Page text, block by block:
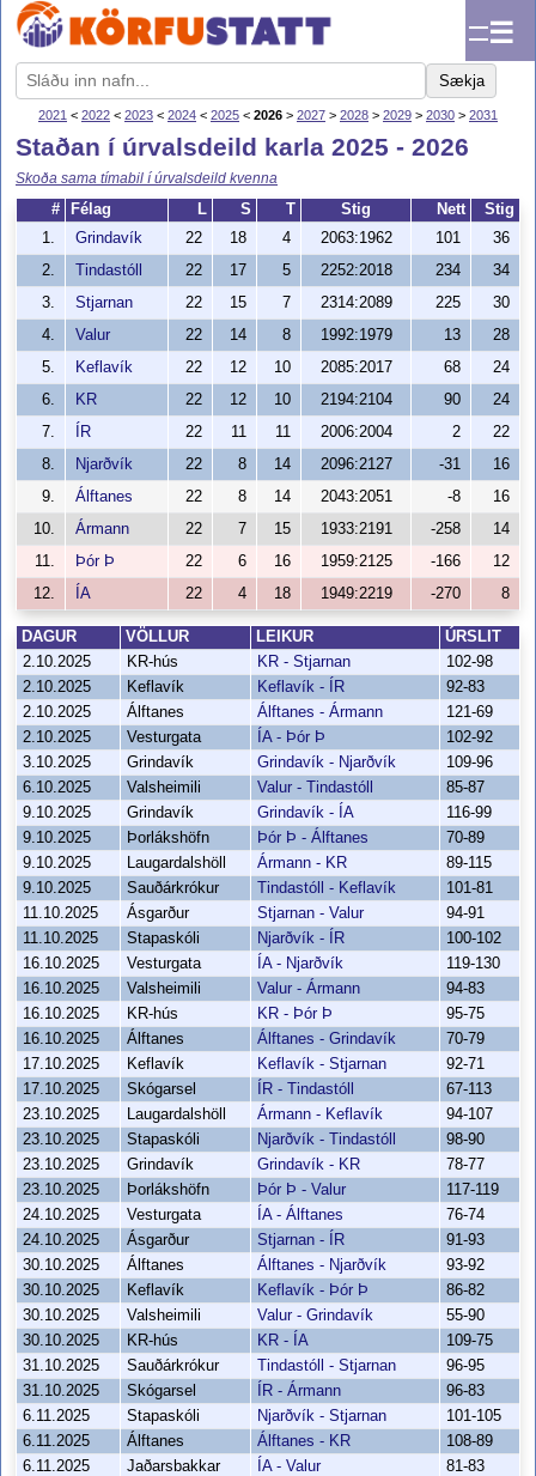
☰
Sækja
2021 < 2022 < 2023 < 2024 < 2025 < 2026 > 2027 > 2028 > 2029 > 2030 > 2031
Staðan í úrvalsdeild karla 2025 - 2026
Skoða sama tímabil í úrvalsdeild kvenna
#
Félag L S T Stig Nett
Stig
1.
Grindavík 22 18 4 2063:1962 101
36
2.
Tindastóll 22 17 5 2252:2018 234
34
3.
Stjarnan 22 15 7 2314:2089 225
30
4.
Valur 22 14 8 1992:1979 13
28
5.
Keflavík 22 12 10 2085:2017 68
24
6.
KR 22 12 10 2194:2104 90
24
7.
ÍR 22 11 11 2006:2004 2
22
8.
Njarðvík 22 8 14 2096:2127 -31
16
9.
Álftanes 22 8 14 2043:2051 -8
16
10.
Ármann 22 7 15 1933:2191 -258
14
11.
Þór Þ 22 6 16 1959:2125 -166
12
12.
ÍA 22 4 18 1949:2219 -270 8
DAGUR VÖLLUR LEIKUR
ÚRSLIT
2.10.2025
KR-hús KR - Stjarnan
102-98
2.10.2025
Keflavík Keflavík - ÍR
92-83
2.10.2025
Álftanes Álftanes - Ármann
121-69
2.10.2025
Vesturgata ÍA - Þór Þ
102-92
3.10.2025
Grindavík Grindavík - Njarðvík
109-96
6.10.2025
Valsheimili Valur - Tindastóll
85-87
9.10.2025
Grindavík Grindavík - ÍA
116-99
9.10.2025
Þorlákshöfn Þór Þ - Álftanes
70-89
9.10.2025
Laugardalshöll Ármann - KR
89-115
9.10.2025
Sauðárkrókur Tindastóll - Keflavík
101-81
11.10.2025
Ásgarður Stjarnan - Valur
94-91
11.10.2025
Stapaskóli Njarðvík - ÍR
100-102
16.10.2025
Vesturgata ÍA - Njarðvík
119-130
16.10.2025
Valsheimili Valur - Ármann
94-83
16.10.2025
KR-hús KR - Þór Þ
95-75
16.10.2025
Álftanes Álftanes - Grindavík
70-79
17.10.2025
Keflavík Keflavík - Stjarnan
92-71
17.10.2025
Skógarsel ÍR - Tindastóll
67-113
23.10.2025
Laugardalshöll Ármann - Keflavík
94-107
23.10.2025
Stapaskóli Njarðvík - Tindastóll
98-90
23.10.2025
Grindavík Grindavík - KR
78-77
23.10.2025
Þorlákshöfn Þór Þ - Valur
117-119
24.10.2025
Vesturgata ÍA - Álftanes
76-74
24.10.2025
Ásgarður Stjarnan - ÍR
91-93
30.10.2025
Álftanes Álftanes - Njarðvík
93-92
30.10.2025
Keflavík Keflavík - Þór Þ
86-82
30.10.2025
Valsheimili Valur - Grindavík
55-90
30.10.2025
KR-hús KR - ÍA
109-75
31.10.2025
Sauðárkrókur Tindastóll - Stjarnan
96-95
31.10.2025
Skógarsel ÍR - Ármann
96-83
6.11.2025
Stapaskóli Njarðvík - Stjarnan
101-105
6.11.2025
Álftanes Álftanes - KR
108-89
6.11.2025
Jaðarsbakkar ÍA - Valur
81-83